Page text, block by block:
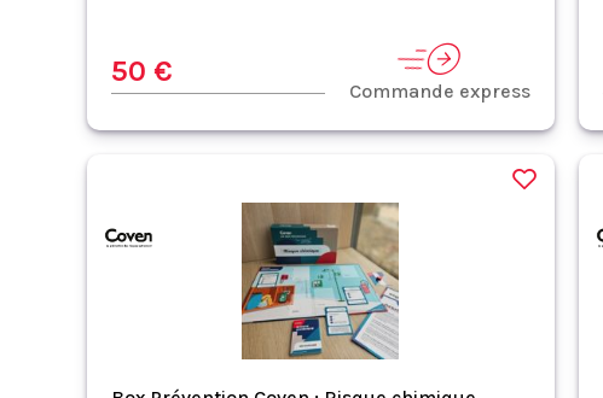
50 €
Commande express